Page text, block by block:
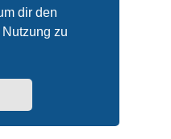
dir den
zu